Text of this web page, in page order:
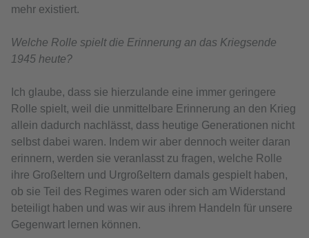
mehr existiert.
Welche Rolle spielt die Erinnerung an das Kriegsende
1945 heute?
Ich glaube, dass sie hierzulande eine immer geringere
Rolle spielt, weil die unmittelbare Erinnerung an den Krieg
allein dadurch nachlässt, dass heutige Generationen nicht
selbst dabei waren. Indem wir aber dennoch weiter daran
erinnern, werden sie veranlasst zu fragen, welche Rolle
ihre Großeltern und Urgroßeltern damals gespielt haben,
ob sie Teil des Regimes waren oder sich am Widerstand
beteiligt haben und was wir aus ihrem Handeln für unsere
Gegenwart lernen können.